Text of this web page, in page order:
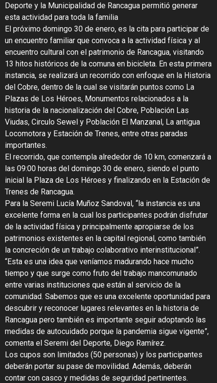
Deporte y la Municipalidad de Rancagua permitió generar
esta actividad para toda la familia
El próximo domingo 30 de enero, es la cita para participar de
un encuentro familiar que convoca a la actividad física y al
encuentro cultural con el patrimonio de Rancagua, visitando
13 hitos históricos de la comuna en bicicleta. En esta primera
instancia, se realizará un recorrido con enfoque en la Historia
del Cobre, dentro de la cual se visitarán puntos como La
Plazas de Los Héroes, Monumentos relacionados a la
historia de la nacionalización del Cobre, Población Las
Viudas, Circulo Sewel y Población El Manzanal, La antigua
Locomotora y Estación de Trenes, entre otras paradas
importantes.
El recorrido, que contempla alrededor de 10 km, comenzará a
las 09:00 horas del domingo 30 de enero, siendo el punto
inicial la Plaza de Los Héroes y finalizando en la Estación de
Trenes de Rancagua.
Para la Seremi Lucía Muñoz Sandoval, “la instancia es una
excelente forma en la cual los participantes podrán disfrutar
de la actividad física y principalmente apropiarse de los
patrimonios existentes en la capital regional, como también
la concreción de un trabajo colaborativo interinstitucional”.
“Esta es una idea que veníamos madurando hace mucho
tiempo y que surge como fruto del trabajo mancomunado
entre varias instituciones que están al servicio de la
comunidad. Sabemos que es una excelente oportunidad para
descubrir y reconocer lugares relevantes en la historia de
Rancagua pero también es importante seguir adoptando las
medidas de autocuidado porque la pandemia sigue vigente”,
comenta el Seremi del Deporte, Diego Ramírez.
Los cupos son limitados (50 personas) y los participantes
deberán portar su pase de movilidad. Además, deberán
contar con casco y medidas de seguridad pertinentes.